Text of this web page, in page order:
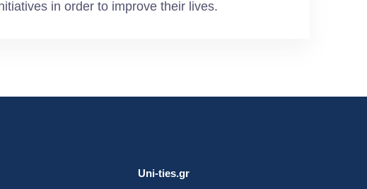
in order to improve their lives.
Uni-ties.gr